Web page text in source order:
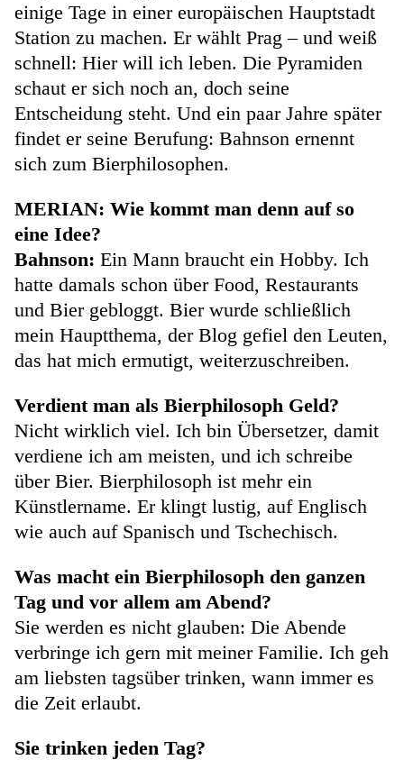
einige Tage in einer europäischen Hauptstadt
Station zu machen. Er wählt Prag – und weiß
schnell: Hier will ich leben. Die Pyramiden
schaut er sich noch an, doch seine
Entscheidung steht. Und ein paar Jahre später
findet er seine Berufung: Bahnson ernennt
sich zum Bierphilosophen.
MERIAN: Wie kommt man denn auf so
eine Idee?
Bahnson: Ein Mann braucht ein Hobby. Ich
hatte damals schon über Food, Restaurants
und Bier gebloggt. Bier wurde schließlich
mein Hauptthema, der Blog gefiel den Leuten,
das hat mich ermutigt, weiterzuschreiben.
Verdient man als Bierphilosoph Geld?
Nicht wirklich viel. Ich bin Übersetzer, damit
verdiene ich am meisten, und ich schreibe
über Bier. Bierphilosoph ist mehr ein
Künstlername. Er klingt lustig, auf Englisch
wie auch auf Spanisch und Tschechisch.
Was macht ein Bierphilosoph den ganzen
Tag und vor allem am Abend?
Sie werden es nicht glauben: Die Abende
verbringe ich gern mit meiner Familie. Ich geh
am liebsten tagsüber trinken, wann immer es
die Zeit erlaubt.
Sie trinken jeden Tag?